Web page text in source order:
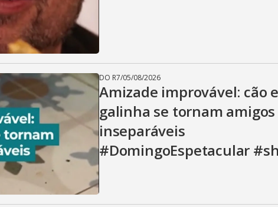
DO R7/05/08/2026
Amizade improvável: cão e
galinha se tornam amigos
inseparáveis
#DomingoEspetacular